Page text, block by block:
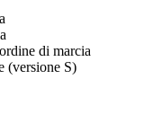
di marcia
(versione S)